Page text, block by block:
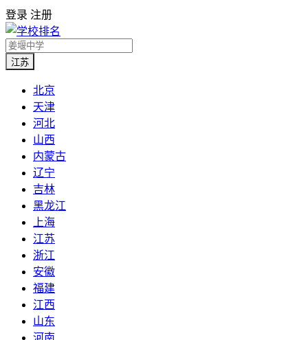
登录 注册
江苏
北京
天津
河北
山西
内蒙古
辽宁
吉林
黑龙江
上海
江苏
浙江
安徽
福建
江西
山东
河南